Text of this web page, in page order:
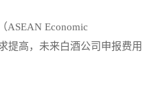
Economic
提高，未来白酒公司申报费用